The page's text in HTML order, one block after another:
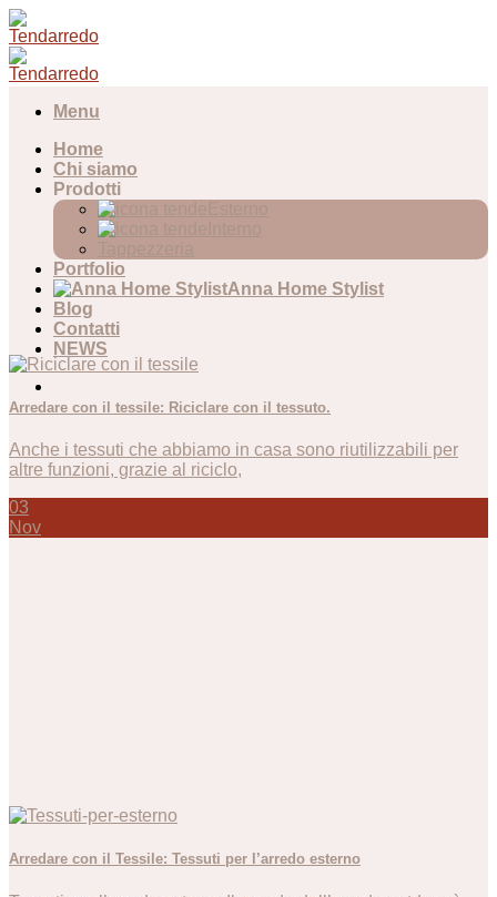
Skip
to
content
Menu
Home
Chi siamo
Prodotti
Portfolio
Anna Home Stylist
Blog
Contatti
NEWS
Arredare con il tessile: Riciclare con il tessuto.
Anche i tessuti che abbiamo in casa sono riutilizzabili per
altre funzioni, grazie al riciclo,
03
Nov
Arredare con il Tessile: Tessuti per l’arredo esterno